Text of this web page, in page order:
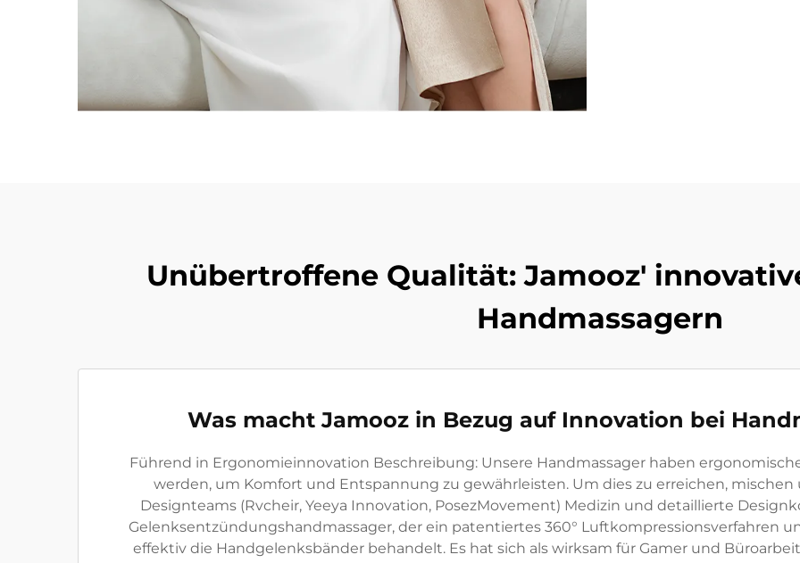
Unübertroffene Qualität: Jamooz'
Handmassagern
Was macht Jamooz in Bezug auf Innovation bei
Führend in Ergonomieinnovation Beschreibung: Unsere Handmassager haben
werden, um Komfort und Entspannung zu gewährleisten. Um dies zu erreichen,
Designteams (Rvcheir, Yeeya Innovation, PosezMovement) Medizin und detaillierte
Gelenksentzündungshandmassager, der ein patentiertes 360° Luftkompressionsverfahren
effektiv die Handgelenksbänder behandelt. Es hat sich als wirksam für Gamer und